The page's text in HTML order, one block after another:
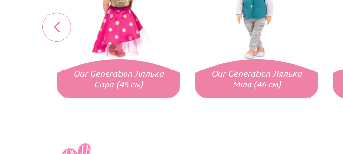
Our Generation Лялька
Сара (46 см)
Our Generation Лялька
Міла (46 см)